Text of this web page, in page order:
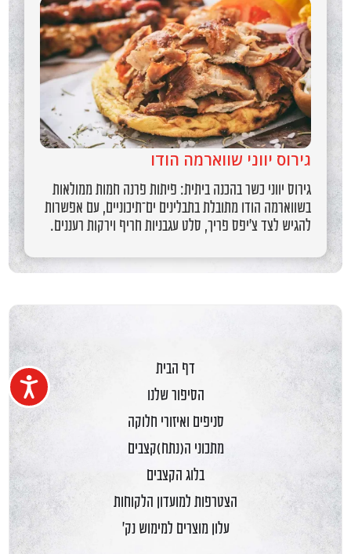
גירוס יווני שווארמה הודו
גירוס יווני כשר בהכנה ביתית: פיתות פרנה חמות ממולאות
בשווארמה הודו מתובלת בתבלינים ים־תיכוניים, עם אפשרות
להגיש לצד צ’יפס פריך, סלט עגבניות חריף וירקות רעננים.
דף הבית
הסיפור שלנו
סניפים ואיזורי חלוקה
מתכוני ה(נתח)קצבים
בלוג הקצבים
הצטרפות למועדון הלקוחות
עלון מוצרים למימוש נק'